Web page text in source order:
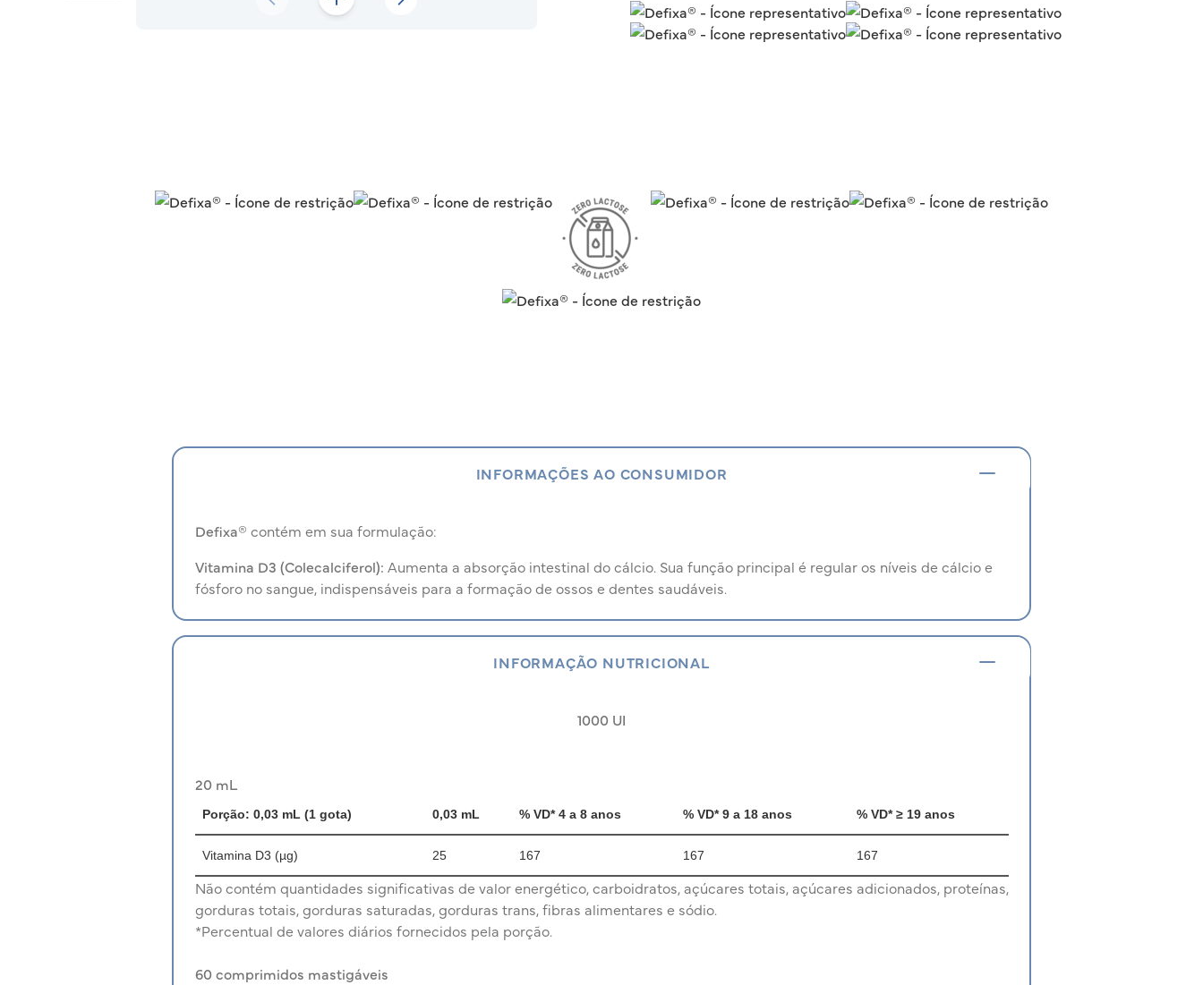
INFORMAÇÕES AO CONSUMIDOR
Defixa® contém em sua formulação:
Vitamina D3 (Colecalciferol): Aumenta a absorção intestinal do cálcio. Sua função principal é regular os níveis de cálcio e
fósforo no sangue, indispensáveis para a formação de ossos e dentes saudáveis.
INFORMAÇÃO NUTRICIONAL
1000 UI
20 mL
Porção: 0,03 mL (1 gota) 0,03 mL % VD* 4 a 8 anos % VD* 9 a 18 anos % VD* ≥ 19 anos
Vitamina D3 (µg) 25 167 167 167
Não contém quantidades significativas de valor energético, carboidratos, açúcares totais, açúcares adicionados, proteínas,
gorduras totais, gorduras saturadas, gorduras trans, fibras alimentares e sódio.
*Percentual de valores diários fornecidos pela porção.
60 comprimidos mastigáveis